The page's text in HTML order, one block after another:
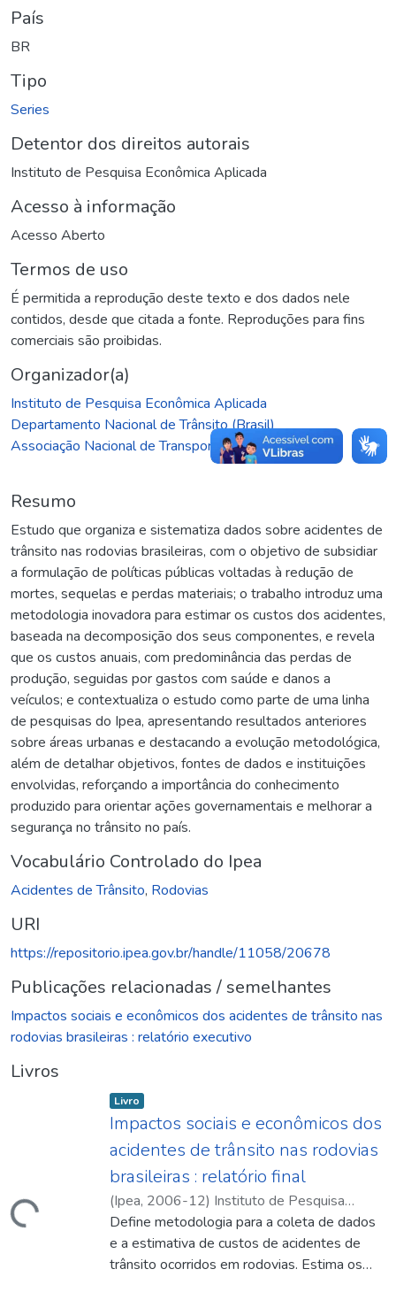
País
BR
Tipo
Series
Detentor dos direitos autorais
Instituto de Pesquisa Econômica Aplicada
Acesso à informação
Acesso Aberto
Termos de uso
É permitida a reprodução deste texto e dos dados nele
contidos, desde que citada a fonte. Reproduções para fins
comerciais são proibidas.
Organizador(a)
Instituto de Pesquisa Econômica Aplicada
Departamento Nacional de Trânsito (Brasil)
Associação Nacional de Transportes Públicos (Brasil)
Resumo
Estudo que organiza e sistematiza dados sobre acidentes de
trânsito nas rodovias brasileiras, com o objetivo de subsidiar
a formulação de políticas públicas voltadas à redução de
mortes, sequelas e perdas materiais; o trabalho introduz uma
metodologia inovadora para estimar os custos dos acidentes,
baseada na decomposição dos seus componentes, e revela
que os custos anuais, com predominância das perdas de
produção, seguidas por gastos com saúde e danos a
veículos; e contextualiza o estudo como parte de uma linha
de pesquisas do Ipea, apresentando resultados anteriores
sobre áreas urbanas e destacando a evolução metodológica,
além de detalhar objetivos, fontes de dados e instituições
envolvidas, reforçando a importância do conhecimento
produzido para orientar ações governamentais e melhorar a
segurança no trânsito no país.
Vocabulário Controlado do Ipea
Acidentes de Trânsito, Rodovias
URI
https://repositorio.ipea.gov.br/handle/11058/20678
Publicações relacionadas / semelhantes
Impactos sociais e econômicos dos acidentes de trânsito nas
rodovias brasileiras : relatório executivo
Livros
Item type:
Livro ,
Impactos sociais e econômicos dos
acidentes de trânsito nas rodovias
brasileiras : relatório final
(Ipea, 2006-12) Instituto de Pesquisa
Econômica Aplicada ;Departamento Nacional
de Trânsito (Brasil);Associação Nacional de
Transportes Públicos (Brasil);Instituto de
Define metodologia para a coleta de dados
e a estimativa de custos de acidentes de
trânsito ocorridos em rodovias. Estima os